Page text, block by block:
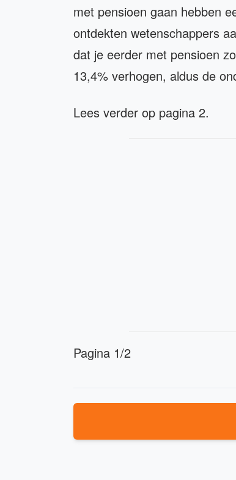
met pensioen gaan hebben
ontdekten wetenschappers
dat je eerder met pensioen
13,4% verhogen, aldus de
Lees verder op pagina 2.
Pagina 1/2